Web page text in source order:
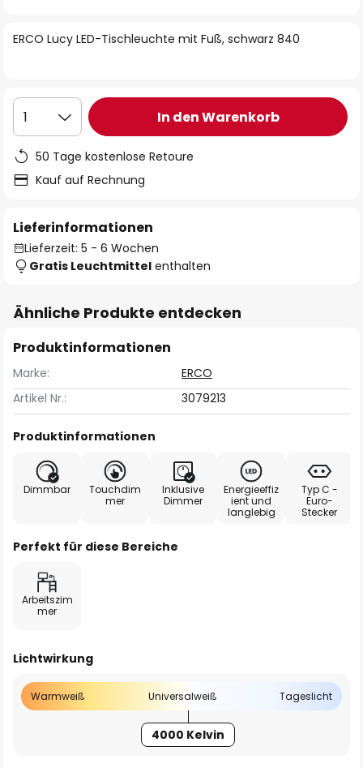
springen
ERCO Lucy LED-Tischleuchte mit Fuß, schwarz 840
1 In den Warenkorb
50 Tage kostenlose Retoure
Kauf auf Rechnung
Lieferinformationen
Lieferzeit: 5 - 6 Wochen
Gratis Leuchtmittel enthalten
Ähnliche Produkte entdecken
Produktinformationen
Marke:
ERCO
Artikel Nr.:
3079213
Produktinformationen
Dimmbar
Touchdim
mer
Inklusive
Dimmer
Energieeffiz
ient und
langlebig
Typ C -
Euro-
Stecker
Perfekt für diese Bereiche
Arbeitszim
mer
Lichtwirkung
Warmweiß Universalweiß Tageslicht
4000 Kelvin